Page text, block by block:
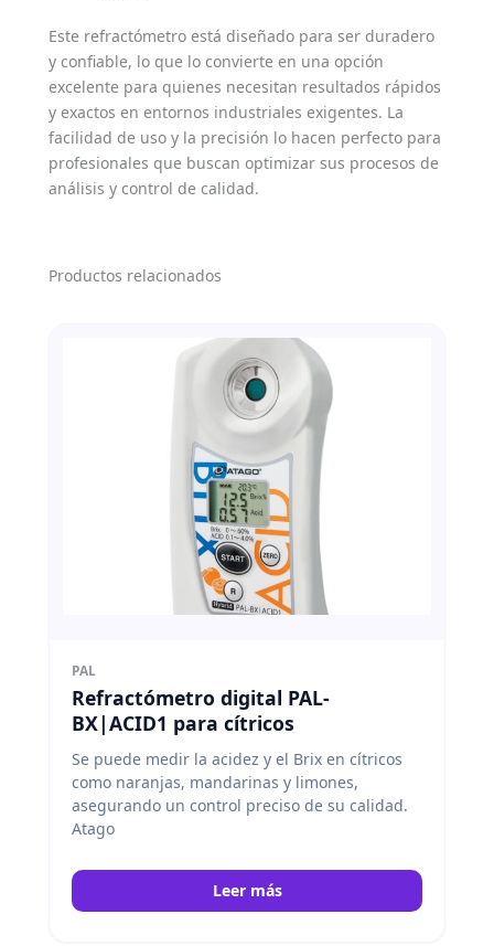
Este refractómetro está diseñado para ser duradero
y confiable, lo que lo convierte en una opción
excelente para quienes necesitan resultados rápidos
y exactos en entornos industriales exigentes. La
facilidad de uso y la precisión lo hacen perfecto para
profesionales que buscan optimizar sus procesos de
análisis y control de calidad.
Productos relacionados
PAL
Refractómetro digital PAL-
BX|ACID1 para cítricos
Se puede medir la acidez y el Brix en cítricos
como naranjas, mandarinas y limones,
asegurando un control preciso de su calidad.
Atago
Leer más